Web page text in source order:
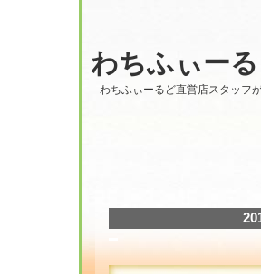
わちふぃー
わちふぃーるど直営店スタッフ